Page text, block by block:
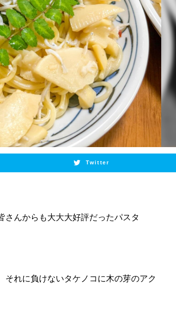
Twitter
さんからも大大大好評だったパスタ
それに負けないタケノコに木の芽のアク